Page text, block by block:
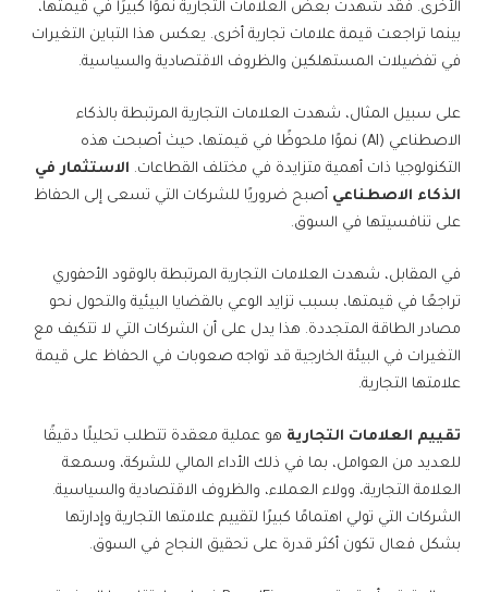
الأخرى. فقد شهدت بعض العلامات التجارية نموًا كبيرًا في قيمتها،
بينما تراجعت قيمة علامات تجارية أخرى. يعكس هذا التباين التغيرات
في تفضيلات المستهلكين والظروف الاقتصادية والسياسية.
على سبيل المثال، شهدت العلامات التجارية المرتبطة بالذكاء
الاصطناعي (AI) نموًا ملحوظًا في قيمتها، حيث أصبحت هذه
التكنولوجيا ذات أهمية متزايدة في مختلف القطاعات. الاستثمار في
الذكاء الاصطناعي أصبح ضروريًا للشركات التي تسعى إلى الحفاظ
على تنافسيتها في السوق.
في المقابل، شهدت العلامات التجارية المرتبطة بالوقود الأحفوري
تراجعًا في قيمتها، بسبب تزايد الوعي بالقضايا البيئية والتحول نحو
مصادر الطاقة المتجددة. هذا يدل على أن الشركات التي لا تتكيف مع
التغيرات في البيئة الخارجية قد تواجه صعوبات في الحفاظ على قيمة
علامتها التجارية.
تقييم العلامات التجارية هو عملية معقدة تتطلب تحليلًا دقيقًا
للعديد من العوامل، بما في ذلك الأداء المالي للشركة، وسمعة
العلامة التجارية، وولاء العملاء، والظروف الاقتصادية والسياسية.
الشركات التي تولي اهتمامًا كبيرًا لتقييم علامتها التجارية وإدارتها
بشكل فعال تكون أكثر قدرة على تحقيق النجاح في السوق.